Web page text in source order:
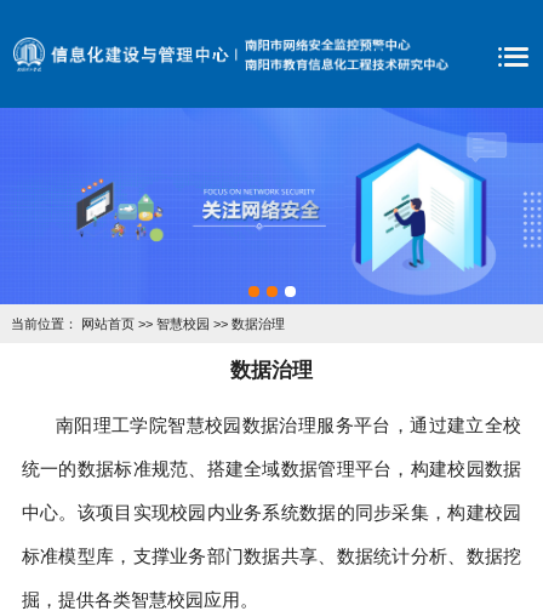
当前位置： 网站首页>> 智慧校园 >> 数据治理
数据治理
南阳理工学院智慧校园数据治理服务平台，通过建立全校
统一的数据标准规范、搭建全域数据管理平台，构建校园数据
中心。该项目实现校园内业务系统数据的同步采集，构建校园
标准模型库，支撑业务部门数据共享、数据统计分析、数据挖
掘，提供各类智慧校园应用。